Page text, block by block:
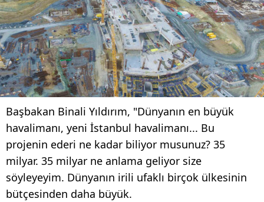
Başbakan Binali Yıldırım, "Dünyanın en büyük
havalimanı, yeni İstanbul havalimanı... Bu
projenin ederi ne kadar biliyor musunuz? 35
milyar. 35 milyar ne anlama geliyor size
söyleyeyim. Dünyanın irili ufaklı birçok ülkesinin
bütçesinden daha büyük.